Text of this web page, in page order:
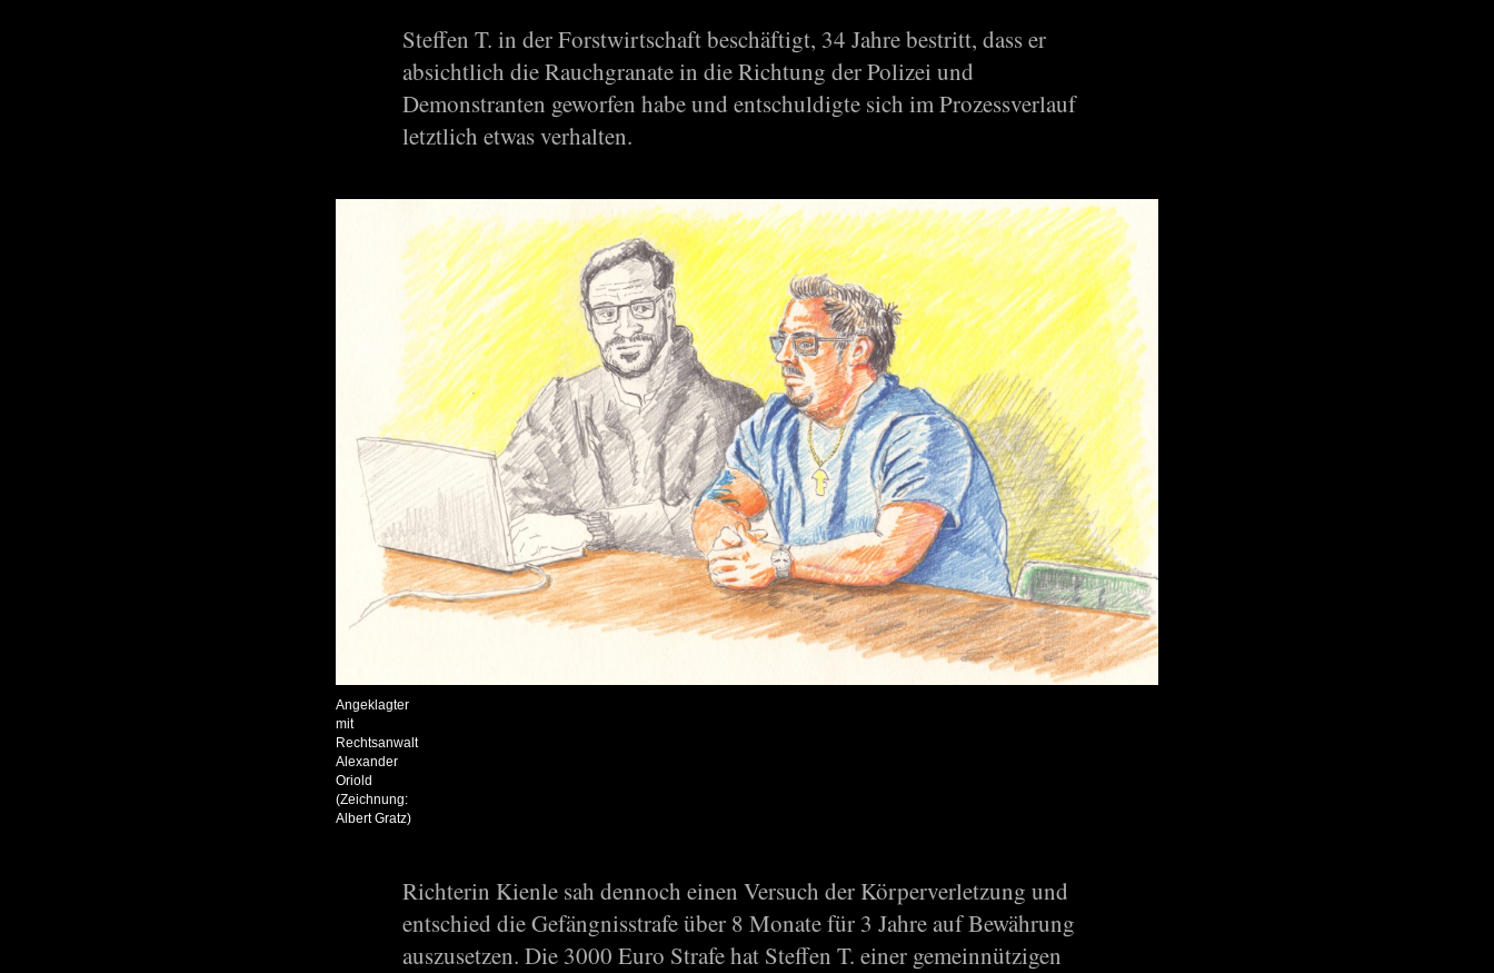
Steffen T. in der Forstwirtschaft beschäftigt, 34 Jahre bestritt, dass er
absichtlich die Rauchgranate in die Richtung der Polizei und
Demonstranten geworfen habe und entschuldigte sich im Prozessverlauf
letztlich etwas verhalten.
Angeklagter
mit
Rechtsanwalt
Alexander
Oriold
(Zeichnung:
Albert Gratz)
Richterin Kienle sah dennoch einen Versuch der Körperverletzung und
entschied die Gefängnisstrafe über 8 Monate für 3 Jahre auf Bewährung
auszusetzen. Die 3000 Euro Strafe hat Steffen T. einer gemeinnützigen